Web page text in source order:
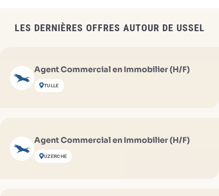
LES DERNIÈRES OFFRES AUTOUR DE USSEL
Agent Commercial en Immobilier (H/F)
TULLE
Agent Commercial en Immobilier (H/F)
UZERCHE